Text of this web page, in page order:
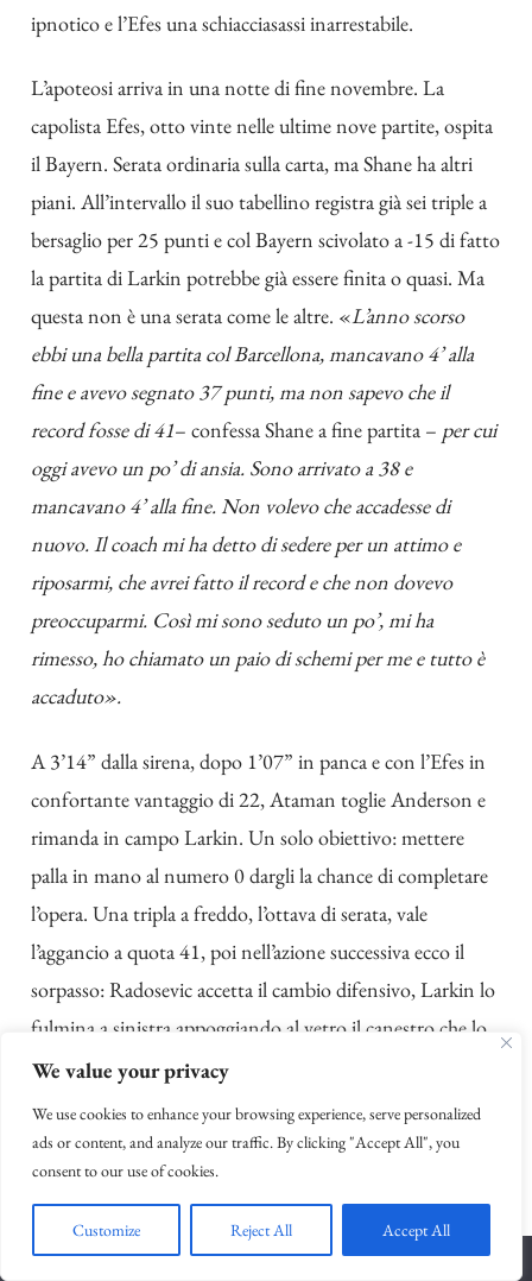
We value your privacy
We use cookies to enhance your browsing experience, serve personalized
ads or content, and analyze our traffic. By clicking "Accept All", you
consent to our use of cookies.
Customize Reject All Accept All
ipnotico e l’Efes una schiacciasassi inarrestabile.
L’apoteosi arriva in una notte di fine novembre. La
capolista Efes, otto vinte nelle ultime nove partite, ospita
il Bayern. Serata ordinaria sulla carta, ma Shane ha altri
piani. All’intervallo il suo tabellino registra già sei triple a
bersaglio per 25 punti e col Bayern scivolato a -15 di fatto
la partita di Larkin potrebbe già essere finita o quasi. Ma
questa non è una serata come le altre. «L’anno scorso
ebbi una bella partita col Barcellona, mancavano 4’ alla
fine e avevo segnato 37 punti, ma non sapevo che il
record fosse di 41– confessa Shane a fine partita – per cui
oggi avevo un po’ di ansia. Sono arrivato a 38 e
mancavano 4’ alla fine. Non volevo che accadesse di
nuovo. Il coach mi ha detto di sedere per un attimo e
riposarmi, che avrei fatto il record e che non dovevo
preoccuparmi. Così mi sono seduto un po’, mi ha
rimesso, ho chiamato un paio di schemi per me e tutto è
accaduto».
A 3’14” dalla sirena, dopo 1’07” in panca e con l’Efes in
confortante vantaggio di 22, Ataman toglie Anderson e
rimanda in campo Larkin. Un solo obiettivo: mettere
palla in mano al numero 0 dargli la chance di completare
l’opera. Una tripla a freddo, l’ottava di serata, vale
l’aggancio a quota 41, poi nell’azione successiva ecco il
sorpasso: Radosevic accetta il cambio difensivo, Larkin lo
fulmina a sinistra appoggiando al vetro il canestro che lo
consegna alla storia. Sorriso beffardo, indice al cielo, la
storia si inchina. «
Sono grato al coach, grato a tutti. È un
grande momento. Ora siamo davvero una famiglia». La
bomba numero 10 (che eguaglia il record di Andrew
Goudelock) in faccia all’impotente Flaccadori da almeno
10 metri è il sigillo finale: 49 punti, record di tutti i tempi